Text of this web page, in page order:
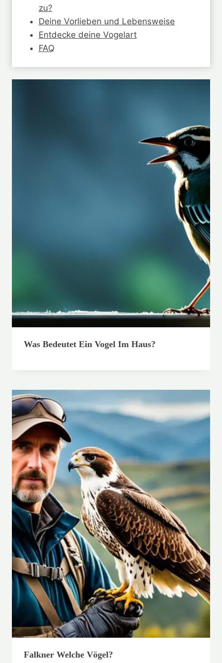
zu?
Deine Vorlieben und Lebensweise
Entdecke deine Vogelart
FAQ
Was Bedeutet Ein Vogel Im Haus?
Falkner Welche Vögel?